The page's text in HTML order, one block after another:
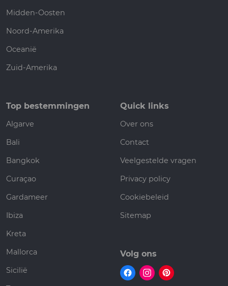
Midden-Oosten
Noord-Amerika
Oceanië
Zuid-Amerika
Top bestemmingen
Algarve
Bali
Bangkok
Curaçao
Gardameer
Ibiza
Kreta
Mallorca
Sicilië
Quick links
Over ons
Contact
Veelgestelde vragen
Privacy policy
Cookiebeleid
Sitemap
Volg ons